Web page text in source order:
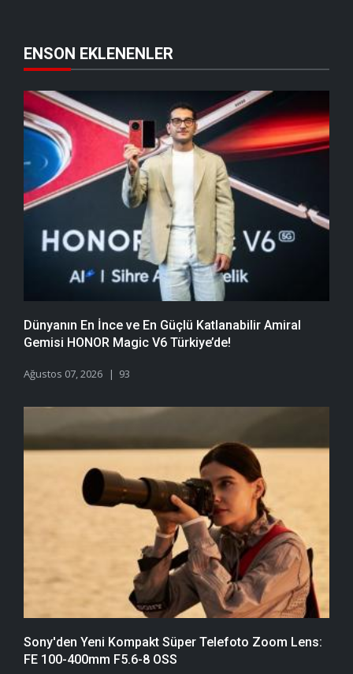
ENSON EKLENENLER
Dünyanın En İnce ve En Güçlü Katlanabilir Amiral
Gemisi HONOR Magic V6 Türkiye’de!
Ağustos 07, 2026 93
Sony'den Yeni Kompakt Süper Telefoto Zoom Lens:
FE 100-400mm F5.6-8 OSS